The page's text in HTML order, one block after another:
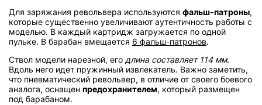
Для заряжания револьвера используются фальш-патроны,
которые существенно увеличивают аутентичность работы с
моделью. В каждый картридж загружается по одной
пульке. В барабан вмещается 6 фальш-патронов.
Ствол модели нарезной, его длина составляет 114 мм.
Вдоль него идет пружинный извлекатель. Важно заметить,
что пневматический револьвер, в отличие от своего боевого
аналога, оснащен предохранителем, который размещен
под барабаном.